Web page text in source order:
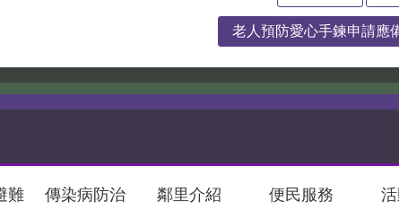
老人預防愛心手鍊申請應
難
傳染病防治 鄰里介紹 便民服務